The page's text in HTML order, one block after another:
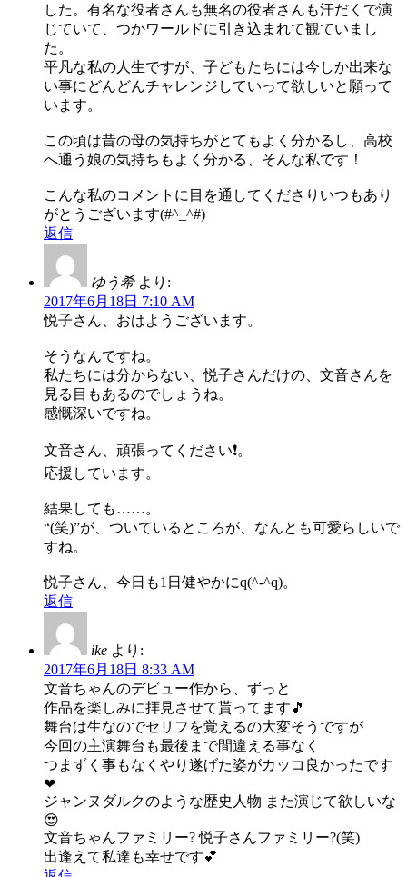
した。有名な役者さんも無名の役者さんも汗だくで演
じていて、つかワールドに引き込まれて観ていまし
た。
平凡な私の人生ですが、子どもたちには今しか出来な
い事にどんどんチャレンジしていって欲しいと願って
います。
この頃は昔の母の気持ちがとてもよく分かるし、高校
へ通う娘の気持ちもよく分かる、そんな私です！
こんな私のコメントに目を通してくださりいつもあり
がとうございます(#^_^#)
返信
ゆう希 より:
2017年6月18日 7:10 AM
悦子さん、おはようございます。
そうなんですね。
私たちには分からない、悦子さんだけの、文音さんを
見る目もあるのでしょうね。
感慨深いですね。
文音さん、頑張ってください❗。
応援しています。
結果しても……。
“(笑)”が、ついているところが、なんとも可愛らしいで
すね。
悦子さん、今日も1日健やかにq(^-^q)。
返信
ike より:
2017年6月18日 8:33 AM
文音ちゃんのデビュー作から、ずっと
作品を楽しみに拝見させて貰ってます🎵
舞台は生なのでセリフを覚えるの大変そうですが
今回の主演舞台も最後まで間違える事なく
つまずく事もなくやり遂げた姿がカッコ良かったです
❤
ジャンヌダルクのような歴史人物 また演じて欲しいな
😍
文音ちゃんファミリー? 悦子さんファミリー?(笑)
出逢えて私達も幸せです💕